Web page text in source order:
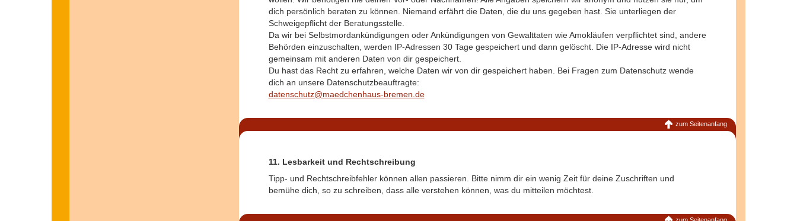
dich persönlich beraten zu können. Niemand erfährt die Daten, die du uns gegeben hast. Sie unterliegen der
Schweigepflicht der Beratungsstelle.
Da wir bei Selbstmordankündigungen oder Ankündigungen von Gewalttaten wie Amokläufen verpflichtet sind, andere
Behörden einzuschalten, werden IP-Adressen 30 Tage gespeichert und dann gelöscht. Die IP-Adresse wird nicht
gemeinsam mit anderen Daten von dir gespeichert.
Du hast das Recht zu erfahren, welche Daten wir von dir gespeichert haben. Bei Fragen zum Datenschutz wende
dich an unsere Datenschutzbeauftragte:
datenschutz@maedchenhaus-bremen.de
zum Seitenanfang
11. Lesbarkeit und Rechtschreibung
Tipp- und Rechtschreibfehler können allen passieren. Bitte nimm dir ein wenig Zeit für deine Zuschriften und
bemühe dich, so zu schreiben, dass alle verstehen können, was du mitteilen möchtest.